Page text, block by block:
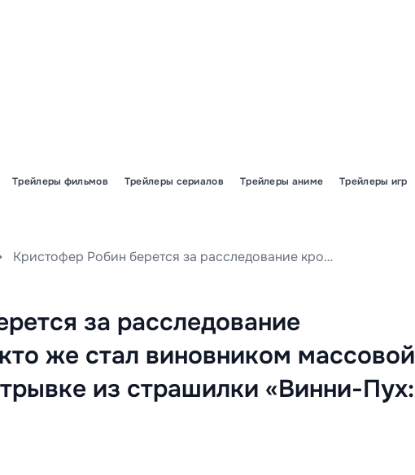
Трейлеры фильмов Трейлеры сериалов Трейлеры аниме Трейлеры игр
Кристофер Робин берется за расследование кровавых событий: кто же стал виновником массовой расправы в новом отрывке из страшилки «Винни-Пух: Кровь и мед 2»?
за расследование
же стал виновником массовой
из страшилки «Винни-Пух: